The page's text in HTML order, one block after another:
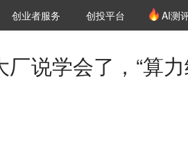
创投氪堂
创业者服务 创投平台 AI测
厂说学会了，“算